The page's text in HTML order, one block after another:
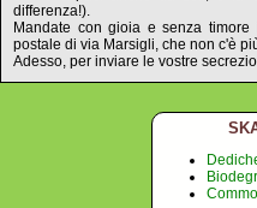
differenza!).
Mandate con gioia e senza
postale di via Marsigli, che non c'è
Adesso, per inviare le vostre